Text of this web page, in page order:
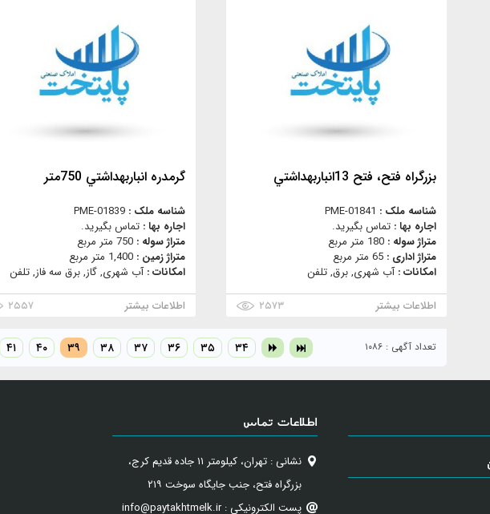
بزرگراه فتح، فتح 13انباربهداشتي
شناسه ملک : PME-01841
اجاره بها : تماس بگیرید.
متراژ سوله : 180 متر مربع
متراژ اداری : 65 متر مربع
امکانات :آب شهری, برق, تلفن
اطلاعات بیشتر
۲۵۷۳
گرمدره انباربهداشتي 750متر
شناسه ملک : PME-01839
اجاره بها : تماس بگیرید.
متراژ سوله : 750 متر مربع
متراژ زمین : 1,400 متر مربع
امکانات :آب شهری, گاز, برق سه فاز, تلفن
اطلاعات بیشتر
۲۵۵۷
تعداد آگهی : ۱۰۸۶ ۳۴ ۳۵ ۳۶ ۳۷ ۳۸ ۳۹ ۴۰ ۴۱
اطلاعات تماس
نشانی : تهران، کیلومتر ۱۱ جاده قدیم کرج،
بزرگراه فتح، جنب جایگاه سوخت ۲۱۹
پست الکترونیکی : info@paytakhtmelk.ir